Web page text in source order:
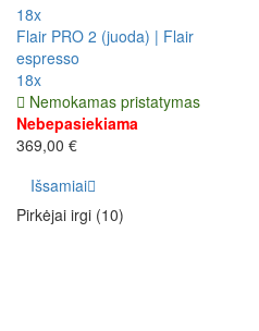
18x
Flair PRO 2 (juoda) | Flair
espresso
18x
Nemokamas pristatymas
Nebepasiekiama
369,00 €
Išsamiai
Pirkėjai irgi (10)